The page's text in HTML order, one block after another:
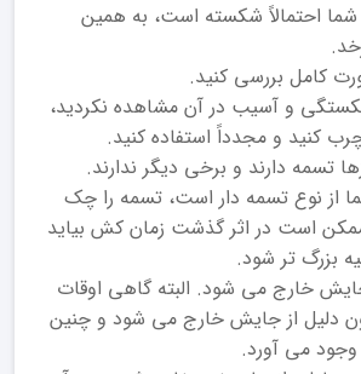
شما احتمالاً شکسته است، به همین
کامل بررسی کنید.
و آسیب در آن مشاهده نکردید،
کنید و مجدداً استفاده کنید.
تسمه دارند و برخی دیگر ندارند.
از نوع تسمه دار است، تسمه را چک
است در اثر گذشت زمان کش بیاید
بزرگ ‌تر شود.
خارج می ‌شود. البته گاهی اوقات
دلیل از جایش خارج می ‌شود و چنین
می ‌آورد.